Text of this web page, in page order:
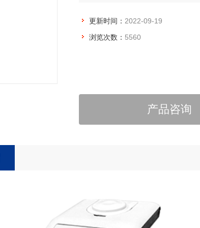
更新时间： 2022-09-19
浏览次数： 5560
产品咨询